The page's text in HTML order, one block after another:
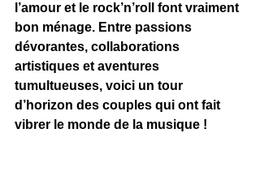
l’amour et le rock’n’roll font vraiment
bon ménage. Entre passions
dévorantes, collaborations
artistiques et aventures
tumultueuses, voici un tour
d’horizon des couples qui ont fait
vibrer le monde de la musique !